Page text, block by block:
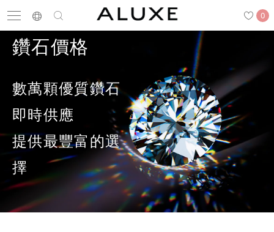
0
求婚鑽戒 結婚戒指 嚴選鑽石
最新消息 門市一覽 預約來店
鑽石價格
數萬顆優質鑽石
即時供應
提供最豐富的選
擇